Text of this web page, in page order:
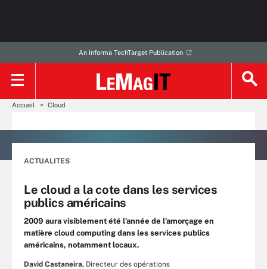
An Informa TechTarget Publication
Accueil Cloud
ACTUALITES
Le cloud a la cote dans les services
publics américains
2009 aura visiblement été l’année de l’amorçage en
matière cloud computing dans les services publics
américains, notamment locaux.
David Castaneira, Directeur des opérations